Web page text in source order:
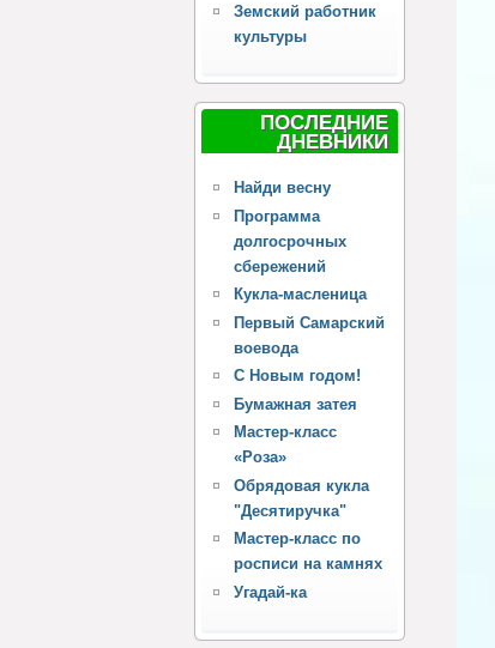
Земский работник
культуры
ПОСЛЕДНИЕ
ДНЕВНИКИ
Найди весну
Программа
долгосрочных
сбережений
Кукла-масленица
Первый Самарский
воевода
С Новым годом!
Бумажная затея
Мастер-класс
«Роза»
Обрядовая кукла
"Десятиручка"
Мастер-класс по
росписи на камнях
Угадай-ка